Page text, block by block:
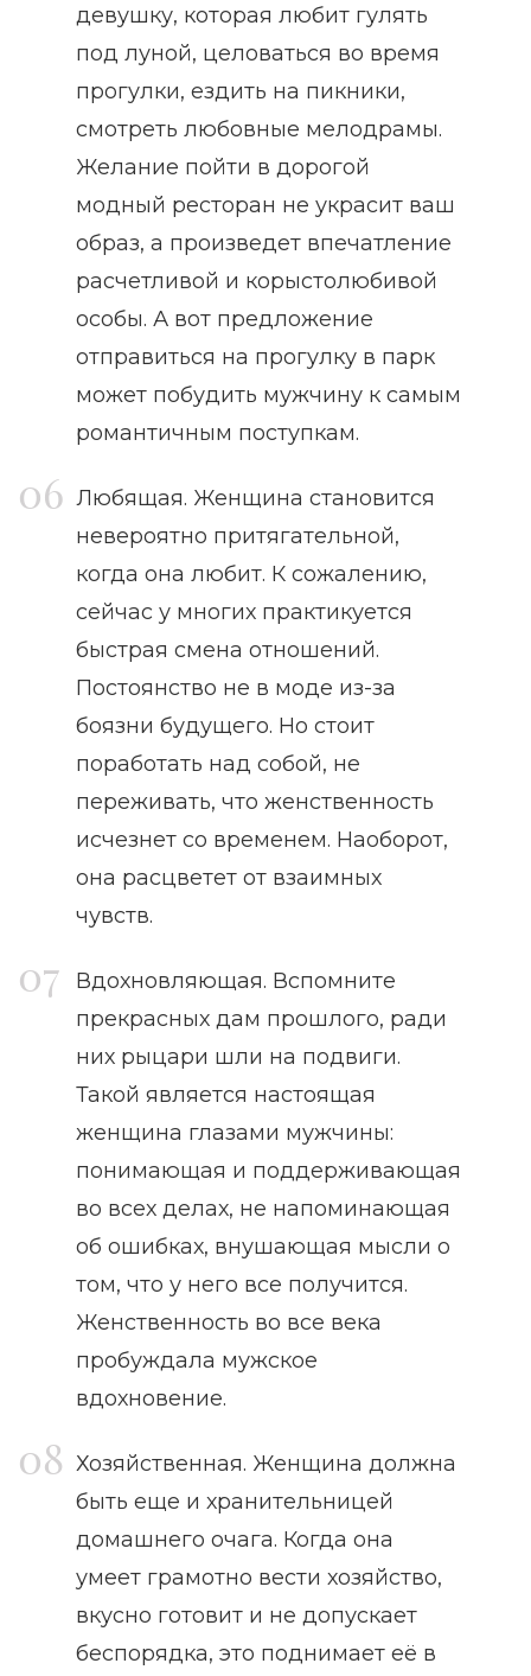
девушку, которая любит гулять
под луной, целоваться во время
прогулки, ездить на пикники,
смотреть любовные мелодрамы.
Желание пойти в дорогой
модный ресторан не украсит ваш
образ, а произведет впечатление
расчетливой и корыстолюбивой
особы. А вот предложение
отправиться на прогулку в парк
может побудить мужчину к самым
романтичным поступкам.
Любящая. Женщина становится
невероятно притягательной,
когда она любит. К сожалению,
сейчас у многих практикуется
быстрая смена отношений.
Постоянство не в моде из-за
боязни будущего. Но стоит
поработать над собой, не
переживать, что женственность
исчезнет со временем. Наоборот,
она расцветет от взаимных
чувств.
Вдохновляющая. Вспомните
прекрасных дам прошлого, ради
них рыцари шли на подвиги.
Такой является настоящая
женщина глазами мужчины:
понимающая и поддерживающая
во всех делах, не напоминающая
об ошибках, внушающая мысли о
том, что у него все получится.
Женственность во все века
пробуждала мужское
вдохновение.
Хозяйственная. Женщина должна
быть еще и хранительницей
домашнего очага. Когда она
умеет грамотно вести хозяйство,
вкусно готовит и не допускает
беспорядка, это поднимает её в